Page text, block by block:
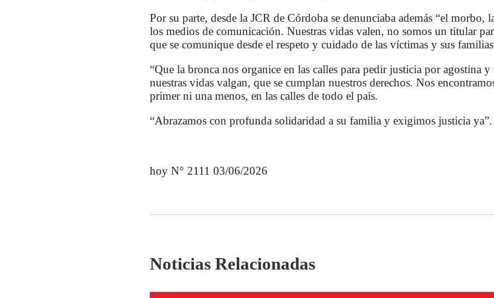
Por su parte, desde la JCR de Córdoba se denunciaba además “el morbo,
los medios de comunicación. Nuestras vidas valen, no somos un titular
que se comunique desde el respeto y cuidado de las víctimas y sus
“Que la bronca nos organice en las calles para pedir justicia por agostina
nuestras vidas valgan, que se cumplan nuestros derechos. Nos
primer ni una menos, en las calles de todo el país.
“Abrazamos con profunda solidaridad a su familia y exigimos justicia ya”.
hoy N° 2111 03/06/2026
Noticias Relacionadas